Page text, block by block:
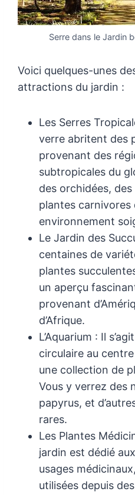
Serre dans le Jardin
Voici quelques-unes
attractions du jardin :
Les Serres
verre abritent des
provenant des
subtropicales du
des orchidées,
plantes carnivores
environnement
Le Jardin des
centaines de
plantes
un aperçu
provenant
d’Afrique.
L’Aquarium : Il
circulaire au
une collection de
Vous y verrez des
papyrus, et
rares.
Les Plantes
jardin est dédié
usages
utilisées depuis